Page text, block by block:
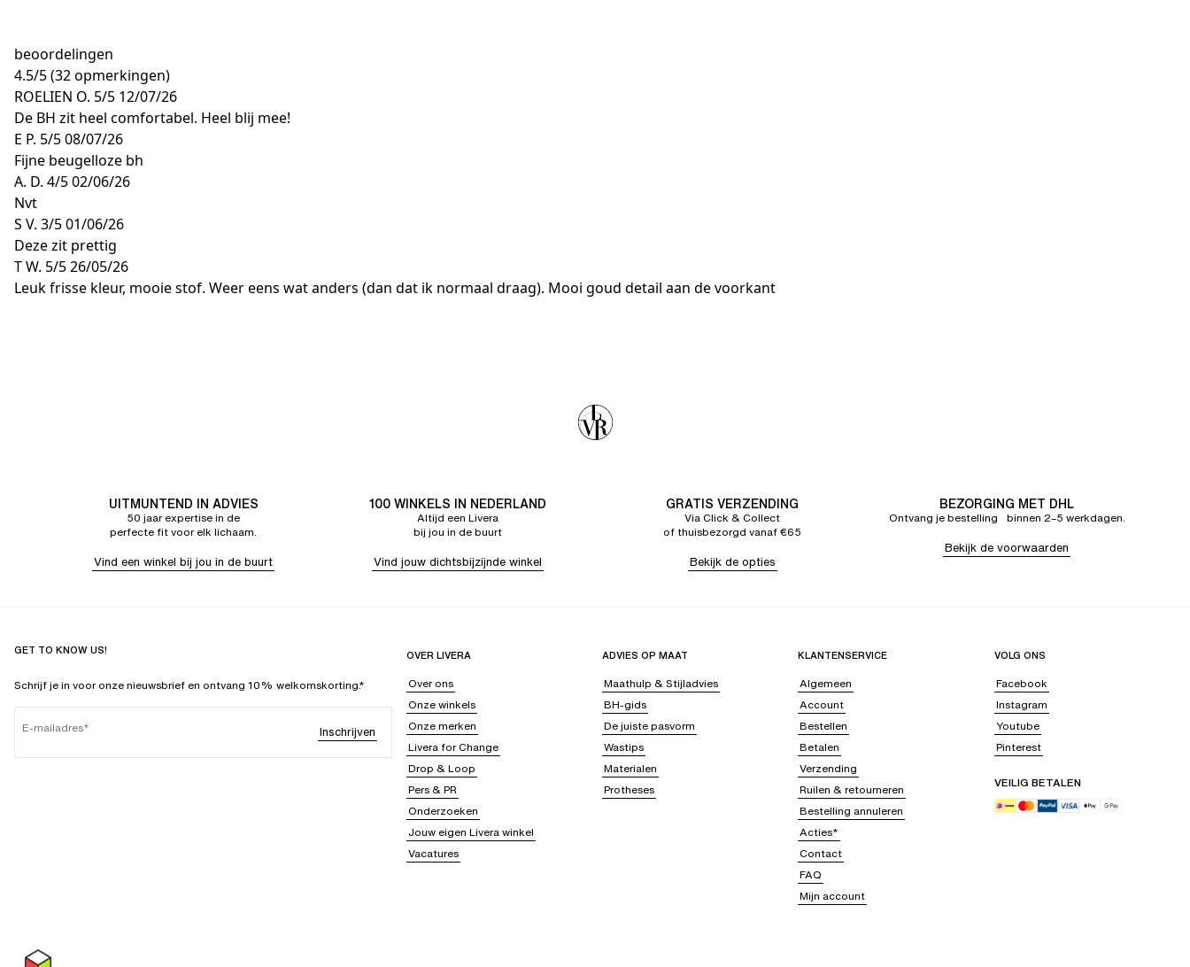
beoordelingen
4.5/5(32 opmerkingen)
ROELIEN O. 5/5 12/07/26
De BH zit heel comfortabel. Heel blij mee!
E P. 5/508/07/26
Fijne beugelloze bh
A. D. 4/502/06/26
Nvt
S V. 3/501/06/26
Deze zit prettig
T W. 5/526/05/26
Leuk frisse kleur, mooie stof. Weer eens wat anders (dan dat ik normaal draag). Mooi goud detail aan de voorkant
UITMUNTEND IN ADVIES
50 jaar expertise in de
perfecte fit voor elk lichaam.
Vind een winkel bij jou in de buurt
100 WINKELS IN NEDERLAND
Altijd een Livera
bij jou in de buurt
Vind jouw dichtsbijzijnde winkel
GRATIS VERZENDING
Via Click & Collect
of thuisbezorgd vanaf €65
Bekijk de opties
BEZORGING MET DHL
Ontvang je bestelling binnen 2–5 werkdagen.
Bekijk de voorwaarden
GET TO KNOW US!
Schrijf je in voor onze nieuwsbrief en ontvang 10% welkomskorting.*
E-mailadres Inschrijven
OVER LIVERA
Over ons
Onze winkels
Onze merken
Livera for Change
Drop & Loop
Pers & PR
Onderzoeken
Jouw eigen Livera winkel
Vacatures
ADVIES OP MAAT
Maathulp & Stijladvies
BH-gids
De juiste pasvorm
Wastips
Materialen
Protheses
KLANTENSERVICE
Algemeen
Account
Bestellen
Betalen
Verzending
Ruilen & retourneren
Bestelling annuleren
Acties*
Contact
FAQ
Mijn account
VOLG ONS
Facebook
Instagram
Youtube
Pinterest
VEILIG BETALEN